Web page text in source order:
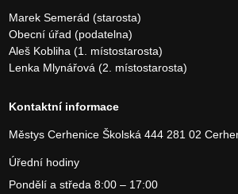
Marek Semerád (starosta)
Obecní úřad (podatelna)
Aleš Kobliha (1. místostarosta)
Lenka Mlynářová (2. místostarosta)
Kontaktní informace
Městys CerheniceŠkolská 444281 02
Úřední hodiny
Pondělí a středa 8:00 – 17:00